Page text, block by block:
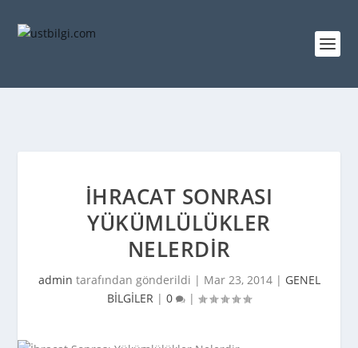
İHRACAT SONRASI
YÜKÜMLÜLÜKLER
NELERDIR
admin tarafından gönderildi | Mar 23, 2014| GENEL
BİLGİLER | 0 |